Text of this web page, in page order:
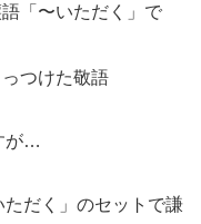
「〜いただく」で
つけた敬語
が…
だく」のセットで謙